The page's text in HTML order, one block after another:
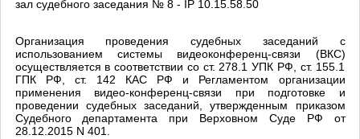
зал судебного заседания № 8 - IP 10.15.58.50
Организация проведения судебных заседаний с
использованием системы видеоконференц-связи (ВКС)
осуществляется в соответствии со ст. 278.1 УПК РФ, ст. 155.1
ГПК РФ, ст. 142 КАС РФ и Регламентом организации
применения видео-конференц-связи при подготовке и
проведении судебных заседаний, утвержденным приказом
Судебного департамента при Верховном Суде РФ от
28.12.2015 N 401.